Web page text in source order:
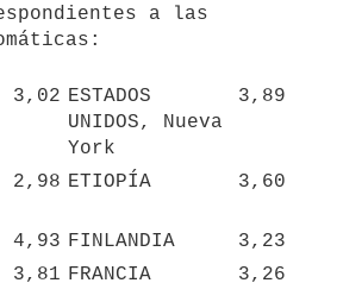
a las
3,02 ESTADOS
UNIDOS, Nueva
York
3,89
2,98 ETIOPÍA 3,60
4,93 FINLANDIA
3,23
3,81 FRANCIA 3,26